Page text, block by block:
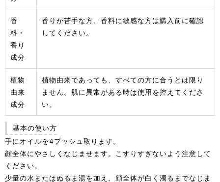
香
料・
香り
成分
香りが苦手な方、香料に敏感な方は購入前に確認
してください。
植物
由来
成分
植物由来であっても、すべての方に合うとは限り
ません。肌に異常がある時は使用を控えてくださ
い。
基本の使い方
手にオイルを4プッシュ取ります。
顔全体にやさしくなじませます。こすりすぎないよう注意して
ください。
少量の水またはぬるま湯を加え、顔全体が白く濁るまでなじま